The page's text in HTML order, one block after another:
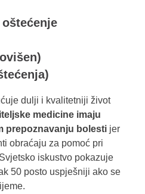
oštećenje
dulji i kvalitetniji život
medicine imaju
prepoznavanju bolesti jer
obraćaju za pomoć pri
iskustvo pokazuje
50 posto uspješniji ako se